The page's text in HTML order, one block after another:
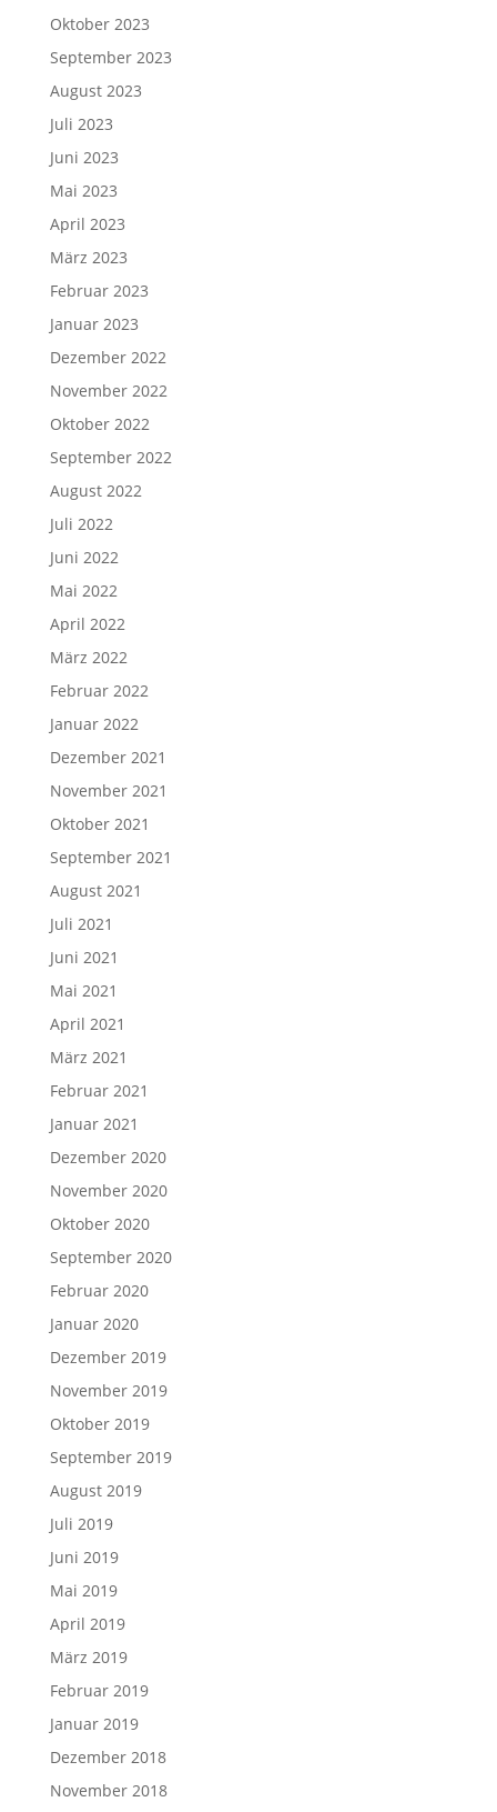
Oktober 2023
September 2023
August 2023
Juli 2023
Juni 2023
Mai 2023
April 2023
März 2023
Februar 2023
Januar 2023
Dezember 2022
November 2022
Oktober 2022
September 2022
August 2022
Juli 2022
Juni 2022
Mai 2022
April 2022
März 2022
Februar 2022
Januar 2022
Dezember 2021
November 2021
Oktober 2021
September 2021
August 2021
Juli 2021
Juni 2021
Mai 2021
April 2021
März 2021
Februar 2021
Januar 2021
Dezember 2020
November 2020
Oktober 2020
September 2020
Februar 2020
Januar 2020
Dezember 2019
November 2019
Oktober 2019
September 2019
August 2019
Juli 2019
Juni 2019
Mai 2019
April 2019
März 2019
Februar 2019
Januar 2019
Dezember 2018
November 2018